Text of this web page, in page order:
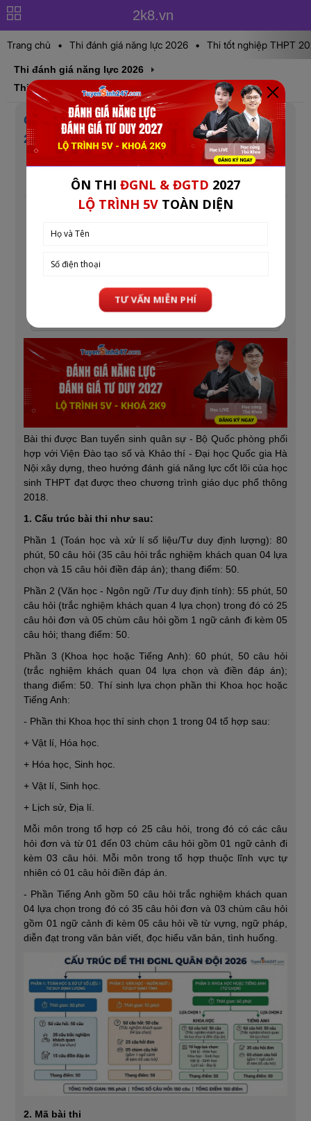
2k8.vn
Trang chủ • Thi đánh giá năng lực 2026 • Thi tốt nghiệp THPT
Thi đánh giá năng lực 2026
Thi đánh giá năng lực 2026
Cấu trúc đề thi Đánh giá năng lực Quân Đội
2026
Mục tin: Thi đánh giá năng lực 2026
thi đánh giá năng lực tuyển sinh vào 23 trường đại
đề thi ĐGNL Quân Đội 2026, phạm vi kiến thức
Thi đánh giá năng lực 2026
Bài thi được Ban tuyển sinh quân sự - Bộ Quốc phòng phối
hợp với Viện Đào tạo số và Khảo thí - Đại học Quốc gia Hà
Nội xây dựng, theo hướng đánh giá năng lực cốt lõi của học
sinh THPT đạt được theo chương trình giáo dục phổ thông
2018.
1. Cấu trúc bài thi như sau:
Phần 1 (Toán học và xử lí số liệu/Tư duy định lượng): 80
phút, 50 câu hỏi (35 câu hỏi trắc nghiệm khách quan 04 lựa
chọn và 15 câu hỏi điền đáp án); thang điểm: 50.
Phần 2 (Văn học - Ngôn ngữ /Tư duy định tính): 55 phút, 50
câu hỏi (trắc nghiệm khách quan 4 lựa chọn) trong đó có 25
câu hỏi đơn và 05 chùm câu hỏi gồm 1 ngữ cảnh đi kèm 05
câu hỏi; thang điểm: 50.
Phần 3 (Khoa học hoặc Tiếng Anh): 60 phút, 50 câu hỏi
(trắc nghiệm khách quan 04 lựa chọn và điền đáp án);
thang điểm: 50. Thí sinh lựa chọn phần thi Khoa học hoặc
Tiếng Anh:
- Phần thi Khoa học thí sinh chọn 1 trong 04 tổ hợp sau:
+ Vật lí, Hóa học.
+ Hóa học, Sinh học.
+ Vật lí, Sinh học.
+ Lịch sử, Địa lí.
Mỗi môn trong tổ hợp có 25 câu hỏi, trong đó có các câu
hỏi đơn và từ 01 đến 03 chùm câu hỏi gồm 01 ngữ cảnh đi
kèm 03 câu hỏi. Mỗi môn trong tổ hợp thuộc lĩnh vực tự
nhiên có 01 câu hỏi điền đáp án.
- Phần Tiếng Anh gồm 50 câu hỏi trắc nghiệm khách quan
04 lựa chọn trong đó có 35 câu hỏi đơn và 03 chùm câu hỏi
gồm 01 ngữ cảnh đi kèm 05 câu hỏi về từ vựng, ngữ pháp,
diễn đạt trong văn bản viết, đọc hiểu văn bản, tình huống.
2. Mã bài thi